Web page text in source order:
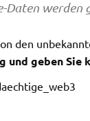
Daten
den
geben Sie